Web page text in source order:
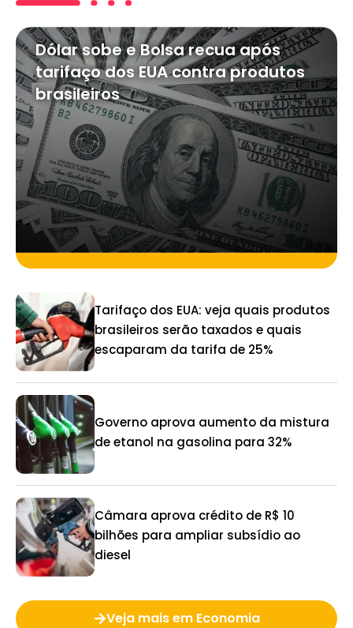
Dólar sobe e Bolsa recua após
tarifaço dos EUA contra produtos
brasileiros
Tarifaço dos EUA: veja quais produtos
brasileiros serão taxados e quais
escaparam da tarifa de 25%
Governo aprova aumento da mistura
de etanol na gasolina para 32%
Câmara aprova crédito de R$ 10
bilhões para ampliar subsídio ao
diesel
Veja mais em Economia